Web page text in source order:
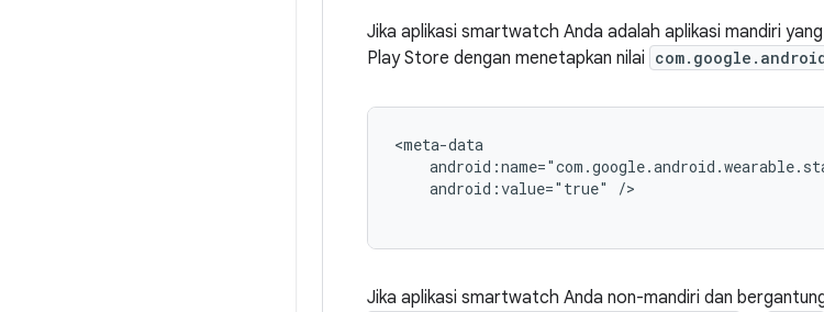
Jika aplikasi smartwatch Anda adalah aplikasi mandiri
Play Store dengan menetapkan nilai
android:value="true"
/>
Jika aplikasi smartwatch Anda non-mandiri dan